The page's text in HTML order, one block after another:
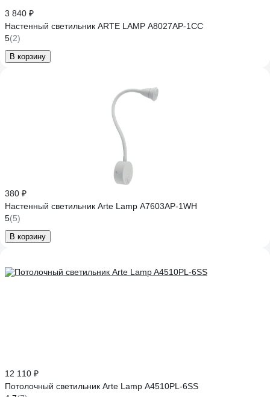
3 840 ₽
Настенный светильник ARTE LAMP A8027AP-1CC
5(2)
В корзину
380 ₽
Настенный светильник Arte Lamp A7603AP-1WH
5(5)
В корзину
12 110 ₽
Потолочный светильник Arte Lamp A4510PL-6SS